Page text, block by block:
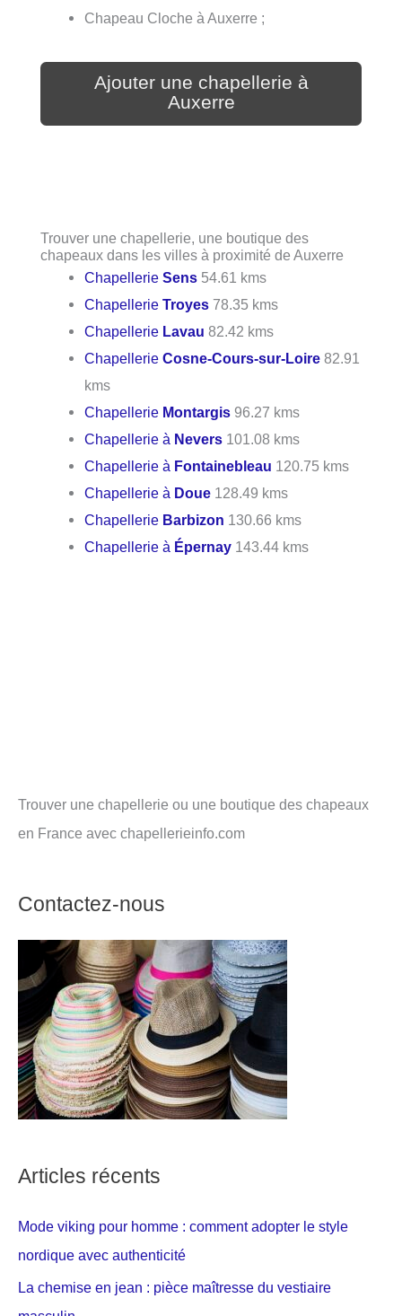
Chapeau Cloche à Auxerre ;
Ajouter une chapellerie à
Auxerre
Trouver une chapellerie, une boutique des
chapeaux dans les villes à proximité de Auxerre
ChapellerieSens 54.61 kms
ChapellerieTroyes 78.35 kms
Chapellerie Lavau 82.42 kms
ChapellerieCosne-Cours-sur-Loire 82.91
kms
Chapellerie Montargis 96.27 kms
Chapellerie à Nevers 101.08 kms
Chapellerie à Fontainebleau 120.75 kms
Chapellerie à Doue 128.49 kms
Chapellerie Barbizon 130.66 kms
Chapellerie à Épernay 143.44 kms
Trouver une chapellerie ou une boutique des chapeaux
en France avec chapellerieinfo.com
Contactez-nous
Articles récents
Mode viking pour homme : comment adopter le style
nordique avec authenticité
La chemise en jean : pièce maîtresse du vestiaire